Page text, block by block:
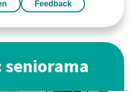
Feedback
seniorama